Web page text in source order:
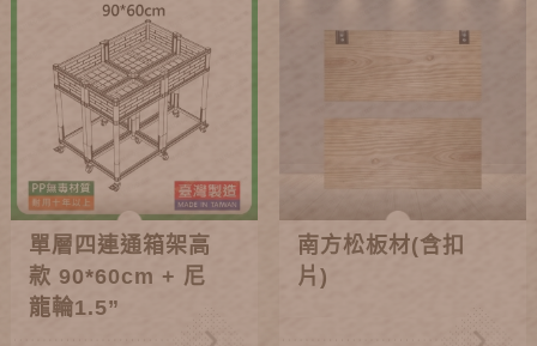
單層四連通箱架高
款 90*60cm + 尼
龍輪1.5”
南方松板材(含扣
片)